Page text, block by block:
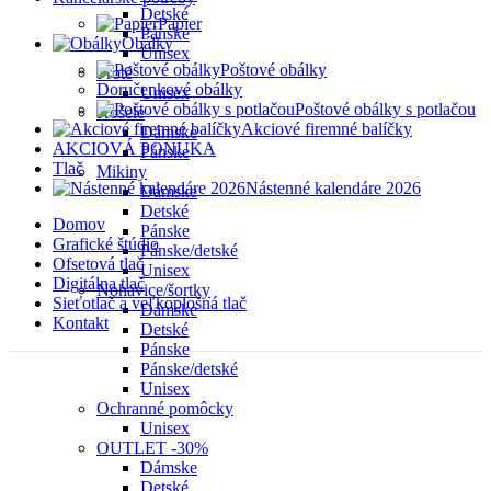
Detské
Pánske
Unisex
Froté
Unisex
Košele
Dámske
Pánske
Mikiny
Dámske
Detské
Pánske
Pánske/detské
Unisex
Nohavice/šortky
Dámske
Detské
Pánske
Pánske/detské
Unisex
Ochranné pomôcky
Unisex
OUTLET -30%
Dámske
Detské
Papier
Obálky
Poštové obálky
Doručenkové obálky
Poštové obálky s potlačou
Akciové firemné balíčky
AKCIOVÁ PONUKA
Tlač
Nástenné kalendáre 2026
Domov
Grafické štúdio
Ofsetová tlač
Digitálna tlač
Sieťotlač a veľkoplošná tlač
Kontakt